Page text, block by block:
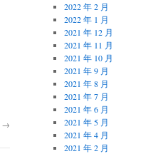
→
2022 年 2 月
2022 年 1 月
2021 年 12 月
2021 年 11 月
2021 年 10 月
2021 年 9 月
2021 年 8 月
2021 年 7 月
2021 年 6 月
2021 年 5 月
2021 年 4 月
2021 年 2 月